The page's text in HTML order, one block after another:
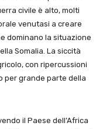
civile è alto, molti
venutasi a creare
dominano la situazione
Somalia. La siccità
con ripercussioni
per grande parte della
il Paese dell’Africa